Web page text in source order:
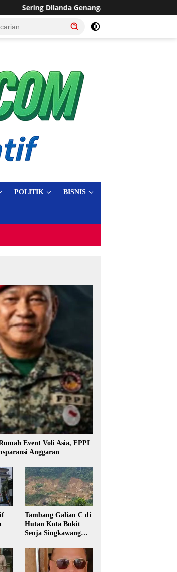
Sukaraja Usulkan Pembangunan Saluran
POLITIK BISNIS
Event Voli Asia, FPPI
Anggaran
Tambang Galian C di
Hutan Kota Bukit
Senja Singkawang